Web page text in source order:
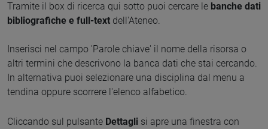
Tramite il box di ricerca qui sotto puoi cercare le banche dati
bibliografiche e full-text dell'Ateneo.
Inserisci nel campo 'Parole chiave' il nome della risorsa o
altri termini che descrivono la banca dati che stai cercando.
In alternativa puoi selezionare una disciplina dal menu a
tendina oppure scorrere l'elenco alfabetico.
Cliccando sul pulsante Dettagli si apre una finestra con